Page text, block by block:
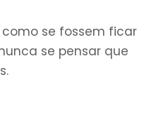
se fossem ficar
se pensar que